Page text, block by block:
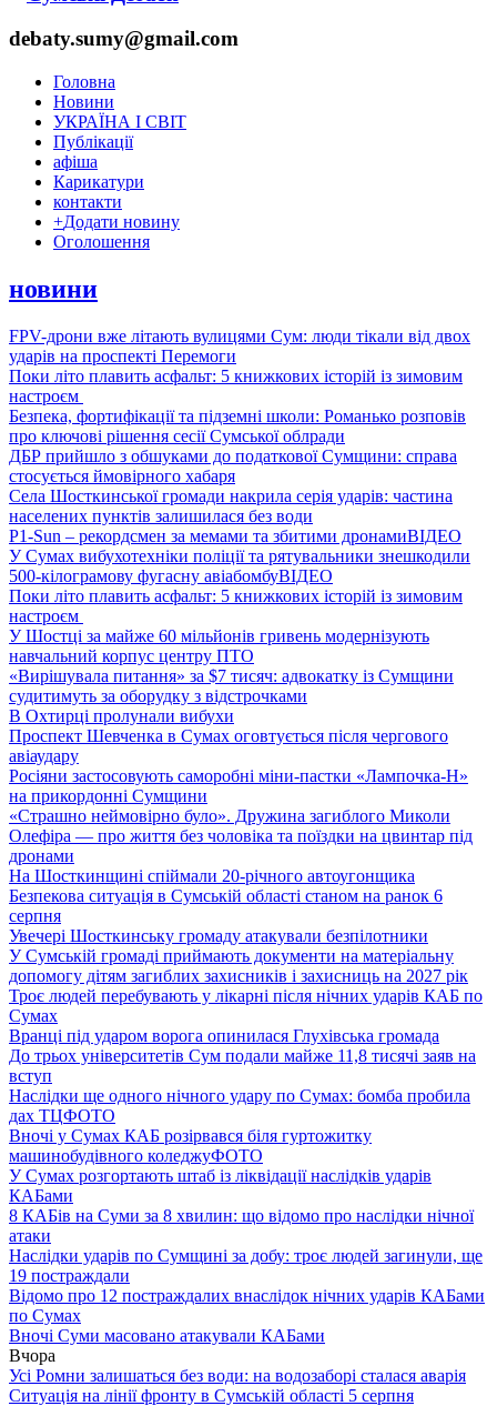
debaty.sumy@gmail.com
Головна
Новини
УКРАЇНА І СВІТ
Публікації
афіша
Карикатури
контакти
+Додати новину
Оголошення
новини
FPV-дрони вже літають вулицями Сум: люди тікали від двох
ударів на проспекті Перемоги
Поки літо плавить асфальт: 5 книжкових історій із зимовим
настроєм
Безпека, фортифікації та підземні школи: Романько розповів
про ключові рішення сесії Сумської облради
ДБР прийшло з обшуками до податкової Сумщини: справа
стосується ймовірного хабаря
Села Шосткинської громади накрила серія ударів: частина
населених пунктів залишилася без води
P1-Sun – рекордсмен за мемами та збитими дронамиВІДЕО
У Сумах вибухотехніки поліції та рятувальники знешкодили
500-кілограмову фугасну авіабомбуВІДЕО
Поки літо плавить асфальт: 5 книжкових історій із зимовим
настроєм
У Шостці за майже 60 мільйонів гривень модернізують
навчальний корпус центру ПТО
«Вирішувала питання» за $7 тисяч: адвокатку із Сумщини
судитимуть за оборудку з відстрочками
В Охтирці пролунали вибухи
Проспект Шевченка в Сумах оговтується після чергового
авіаудару
Росіяни застосовують саморобні міни-пастки «Лампочка-Н»
на прикордонні Сумщини
«Страшно неймовірно було». Дружина загиблого Миколи
Олефіра — про життя без чоловіка та поїздки на цвинтар під
дронами
На Шосткинщині спіймали 20-річного автоугонщика
Безпекова ситуація в Сумській області станом на ранок 6
серпня
Увечері Шосткинську громаду атакували безпілотники
У Сумській громаді приймають документи на матеріальну
допомогу дітям загиблих захисників і захисниць на 2027 рік
Троє людей перебувають у лікарні після нічних ударів КАБ по
Сумах
Вранці під ударом ворога опинилася Глухівська громада
До трьох університетів Сум подали майже 11,8 тисячі заяв на
вступ
Наслідки ще одного нічного удару по Сумах: бомба пробила
дах ТЦФОТО
Вночі у Сумах КАБ розірвався біля гуртожитку
машинобудівного коледжуФОТО
У Сумах розгортають штаб із ліквідації наслідків ударів
КАБами
8 КАБів на Суми за 8 хвилин: що відомо про наслідки нічної
атаки
Наслідки ударів по Сумщині за добу: троє людей загинули, ще
19 постраждали
Відомо про 12 постраждалих внаслідок нічних ударів КАБами
по Сумах
Вночі Суми масовано атакували КАБами
Вчора
Усі Ромни залишаться без води: на водозаборі сталася аварія
Ситуація на лінії фронту в Сумській області 5 серпня